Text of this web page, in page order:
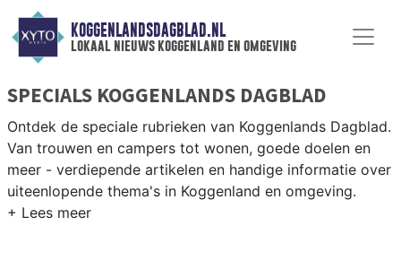
KOGGENLANDSDAGBLAD.NL
lokaal nieuws koggenland en omgeving
SPECIALS KOGGENLANDS DAGBLAD
Ontdek de speciale rubrieken van Koggenlands Dagblad.
Van trouwen en campers tot wonen, goede doelen en
meer - verdiepende artikelen en handige informatie over
uiteenlopende thema's in Koggenland en omgeving.